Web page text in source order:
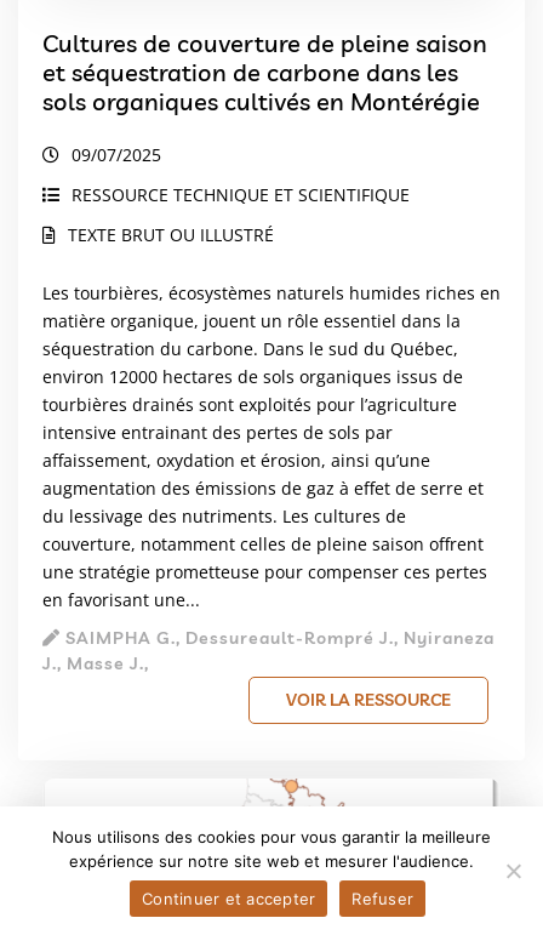
Cultures de couverture de pleine saison
et séquestration de carbone dans les
sols organiques cultivés en Montérégie
09/07/2025
RESSOURCE TECHNIQUE ET SCIENTIFIQUE
TEXTE BRUT OU ILLUSTRÉ
Les tourbières, écosystèmes naturels humides riches en
matière organique, jouent un rôle essentiel dans la
séquestration du carbone. Dans le sud du Québec,
environ 12000 hectares de sols organiques issus de
tourbières drainés sont exploités pour l’agriculture
intensive entrainant des pertes de sols par
affaissement, oxydation et érosion, ainsi qu’une
augmentation des émissions de gaz à effet de serre et
du lessivage des nutriments. Les cultures de
couverture, notamment celles de pleine saison offrent
une stratégie prometteuse pour compenser ces pertes
en favorisant une...
SAIMPHA G., Dessureault-Rompré J., Nyiraneza
J., Masse J.,
VOIR LA RESSOURCE
Nous utilisons des cookies pour vous garantir la meilleure
expérience sur notre site web et mesurer l'audience.
Continuer et accepter
Refuser